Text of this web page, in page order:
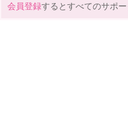
会員登録するとすべてのサポ